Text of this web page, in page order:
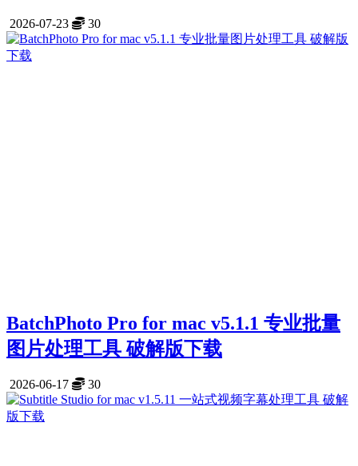
2026-07-23 30
BatchPhoto Pro for mac v5.1.1 专业批量
图片处理工具 破解版下载
2026-06-17 30